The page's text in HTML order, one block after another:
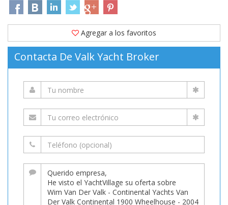
Agregar a los favoritos
Contacta De Valk Yacht Broker